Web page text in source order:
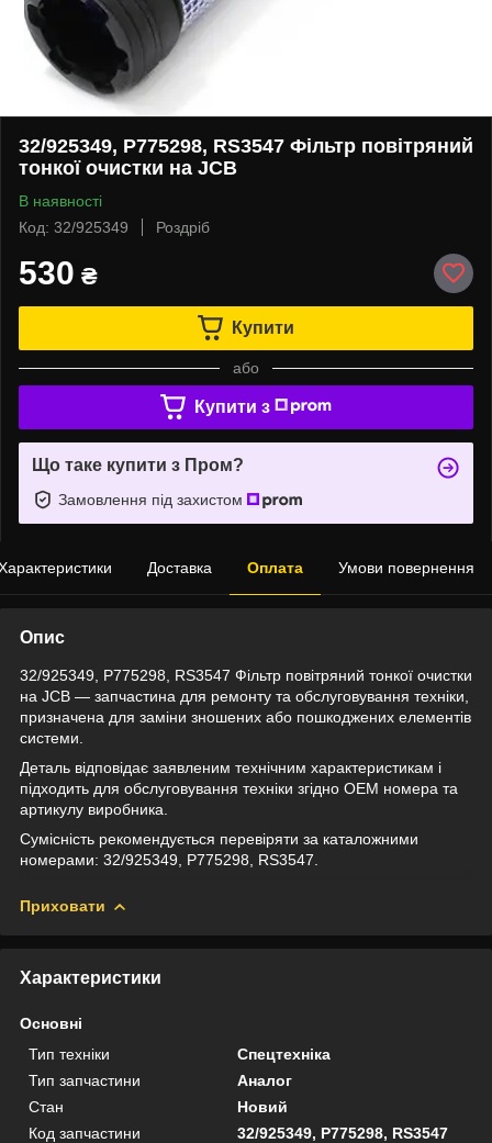
32/925349, P775298, RS3547 Фільтр повітряний
тонкої очистки на JCB
В наявності
Код: 32/925349
Роздріб
530 ₴
Купити
або
Купити з
Що таке купити з Пром?
Замовлення під захистом
Доставка Оплата Умови повернення
Опис
32/925349, P775298, RS3547 Фільтр повітряний тонкої очистки
на JCB — запчастина для ремонту та обслуговування техніки,
призначена для заміни зношених або пошкоджених елементів
системи.
Деталь відповідає заявленим технічним характеристикам і
підходить для обслуговування техніки згідно OEM номера та
артикулу виробника.
Сумісність рекомендується перевіряти за каталожними
номерами: 32/925349, P775298, RS3547.
Приховати
Характеристики
Основні
Тип техніки
Спецтехніка
Тип запчастини
Аналог
Стан
Новий
Код запчастини
32/925349, P775298, RS3547